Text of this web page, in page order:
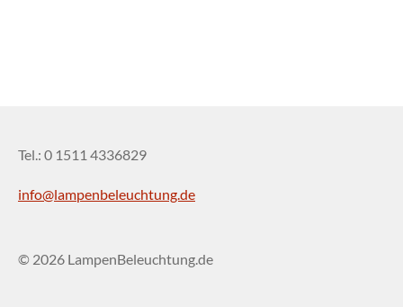
Tel.: 0 1511 4336829
info@lampenbeleuchtung.de
© 2026 LampenBeleuchtung.de